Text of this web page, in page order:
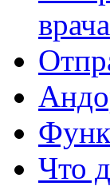
врача
Что